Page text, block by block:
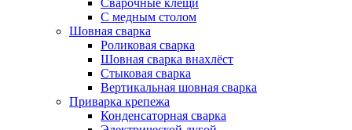
Сварочные клещи
С медным столом
Шовная сварка
Роликовая сварка
Шовная сварка внахлёст
Стыковая сварка
Вертикальная шовная сварка
Приварка крепежа
Конденсаторная сварка